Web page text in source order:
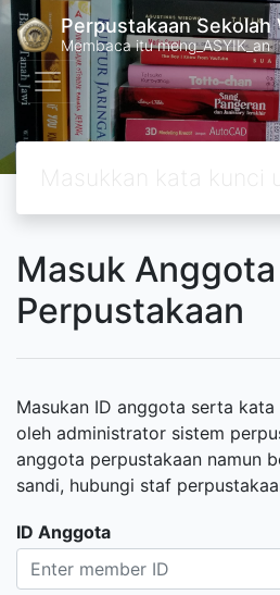
Perpustakaan Sekolah
Membaca itu meng_ASYIK_an
Masuk Anggota
Perpustakaan
Masukan ID anggota serta
oleh administrator sistem
anggota perpustakaan namun
sandi, hubungi staf
ID Anggota